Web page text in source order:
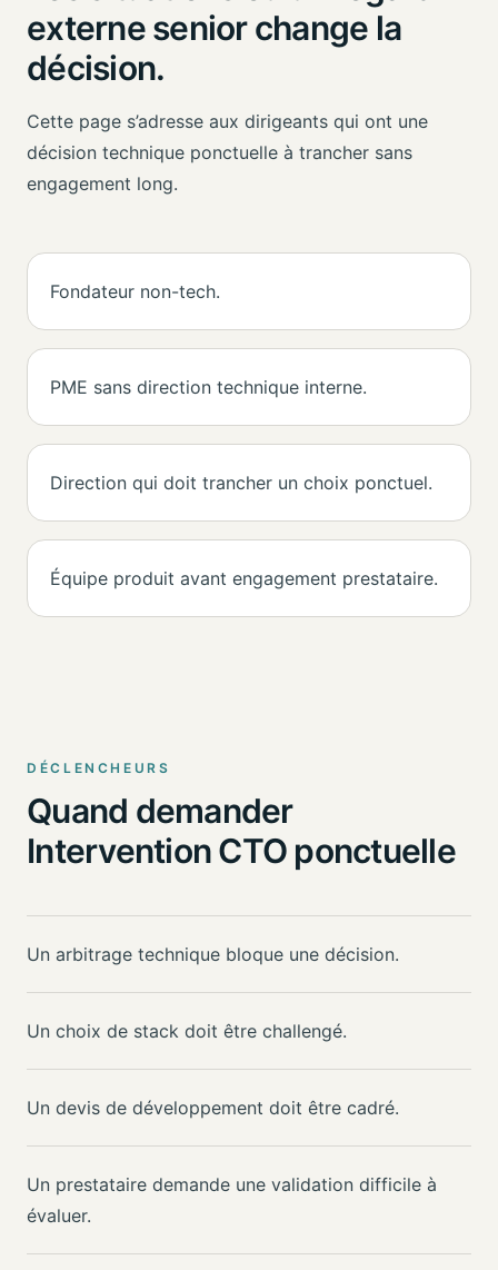
externe senior change la
décision.
Cette page s’adresse aux dirigeants qui ont une
décision technique ponctuelle à trancher sans
engagement long.
Fondateur non-tech.
PME sans direction technique interne.
Direction qui doit trancher un choix ponctuel.
Équipe produit avant engagement prestataire.
DÉCLENCHEURS
Quand demander
Intervention CTO ponctuelle
Un arbitrage technique bloque une décision.
Un choix de stack doit être challengé.
Un devis de développement doit être cadré.
Un prestataire demande une validation difficile à
évaluer.